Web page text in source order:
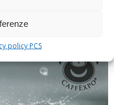
policy PCS